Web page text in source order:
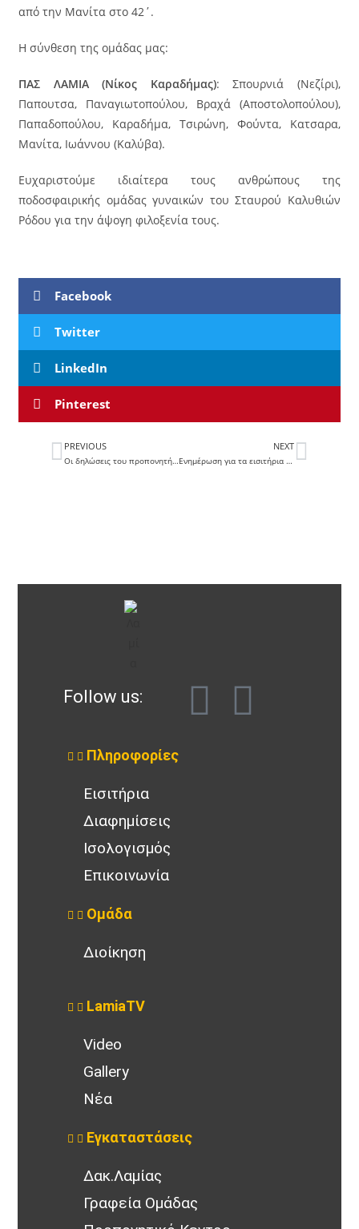
από την Μανίτα στο 42΄.
Η σύνθεση της ομάδας μας:
ΠΑΣ ΛΑΜΙΑ (Νίκος Καραδήμας): Σπουρνιά (Νεζίρι),
Παπουτσα, Παναγιωτοπούλου, Βραχά (Αποστολοπούλου),
Παπαδοπούλου, Καραδήμα, Τσιρώνη, Φούντα, Κατσαρα,
Μανίτα, Ιωάννου (Καλύβα).
Ευχαριστούμε ιδιαίτερα τους ανθρώπους της
ποδοσφαιρικής ομάδας γυναικών του Σταυρού Καλυθιών
Ρόδου για την άψογη φιλοξενία τους.
Facebook
Twitter
LinkedIn
Pinterest
PREVIOUS
Οι δηλώσεις του προπονητή του ΠΑΣ Λαμία, Ευάγγελου Στουρνάρα (vid)
NEXT
Ενημέρωση για τα εισιτήρια του αγώνα με τον Άρη Φιλιατών
Follow us:
Πληροφορίες
Εισιτήρια
Διαφημίσεις
Ισολογισμός
Επικοινωνία
Ομάδα
Διοίκηση
LamiaTV
Video
Gallery
Νέα
Εγκαταστάσεις
Δακ.Λαμίας
Γραφεία Ομάδας